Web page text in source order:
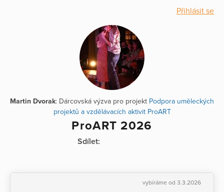
Přihlásit se
Martin Dvorak: Dárcovská výzva pro projekt Podpora uměleckých
projektů a vzdělávacích aktivit ProART
ProART 2026
Sdílet:
vybíráme od 3.3.2026